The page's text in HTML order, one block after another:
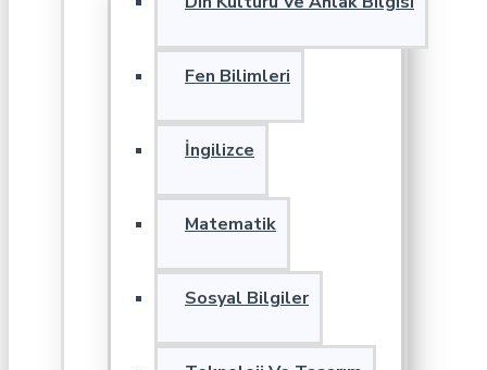
Fen Bilimleri
İngilizce
Matematik
Sosyal Bilgiler